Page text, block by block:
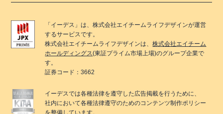
「 イーデス 」は、株式会社エイチームライフデザインが運営
するサービスです。
株式会社エイチームライフデザインは、株式会社エイチーム
ホールディングス(東証プライム市場上場)のグループ企業で
す。
証券コード：3662
イーデスでは各種法律を遵守した広告掲載を行うために、
社内において各種法律遵守のためのコンテンツ制作ポリシー
を整備しています。